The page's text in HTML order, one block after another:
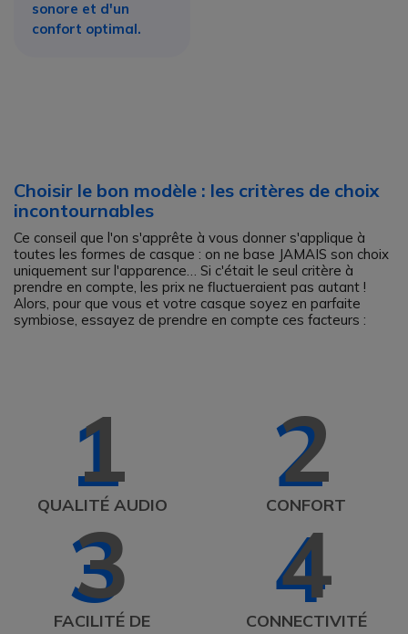
sonore et d'un
confort optimal.
Choisir le bon modèle : les critères de choix
incontournables
Ce conseil que l'on s'apprête à vous donner s'applique à
toutes les formes de casque : on ne base JAMAIS son choix
uniquement sur l'apparence… Si c'était le seul critère à
prendre en compte, les prix ne fluctueraient pas autant !
Alors, pour que vous et votre casque soyez en parfaite
symbiose, essayez de prendre en compte ces facteurs :
1
QUALITÉ AUDIO
2
CONFORT
3
FACILITÉ DE
4
CONNECTIVITÉ